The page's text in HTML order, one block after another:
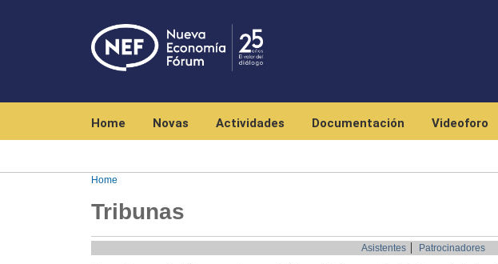
Home Novas Actividades Documentación Videoforo
Home
Tribunas
Asistentes Patrocinadores